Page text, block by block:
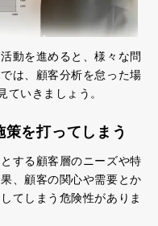
動を進めると、様々な問
は、顧客分析を怠った場
いきましょう。
を打ってしまう
する顧客層のニーズや特
、顧客の関心や需要とか
てしまう危険性がありま